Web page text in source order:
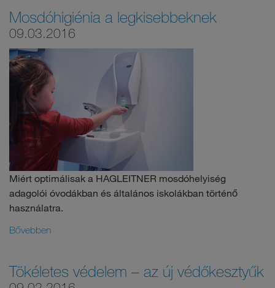
Mosdóhigiénia a legkisebbeknek
09.03.2016
Miért optimálisak a HAGLEITNER mosdóhelyiség
adagolói óvodákban és általános iskolákban történő
használatra.
Bővebben
Tökéletes védelem – az új védőkesztyűk